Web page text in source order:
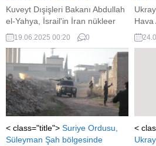
Kuveyt Dışişleri Bakanı Abdullah
el-Yahya, İsrail'in İran nükleer
tesislerine yönelik saldırısı
sonrası herhangi bir radyasyon
sızıntısı tespit edilmediğini
açıkladı. Körfez ülkeleriyle
koordineli çalıştıklarını
vurgulayan Yahya, tüm
göstergelerin normal olduğunu
vurguladı.
19.06.2025 00:20 0
Hava
< class="title"> Suriye Ordusu,
Süleyman Şah bölgesinde
<